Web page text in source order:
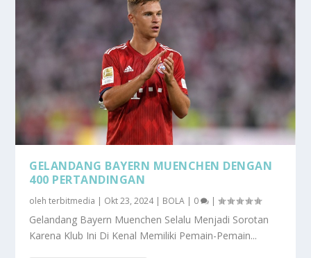
GELANDANG BAYERN MUENCHEN DENGAN
400 PERTANDINGAN
olehterbitmedia | Okt 23, 2024| BOLA | 0 |
Gelandang Bayern Muenchen Selalu Menjadi Sorotan
Karena Klub Ini Di Kenal Memiliki Pemain-Pemain...